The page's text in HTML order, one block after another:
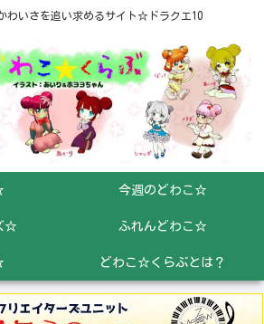
わいさを追い求めるサイト☆ドラクエ10
今週のどわこ☆
☆ ふれんどわこ☆
どわこ☆くらぶとは？